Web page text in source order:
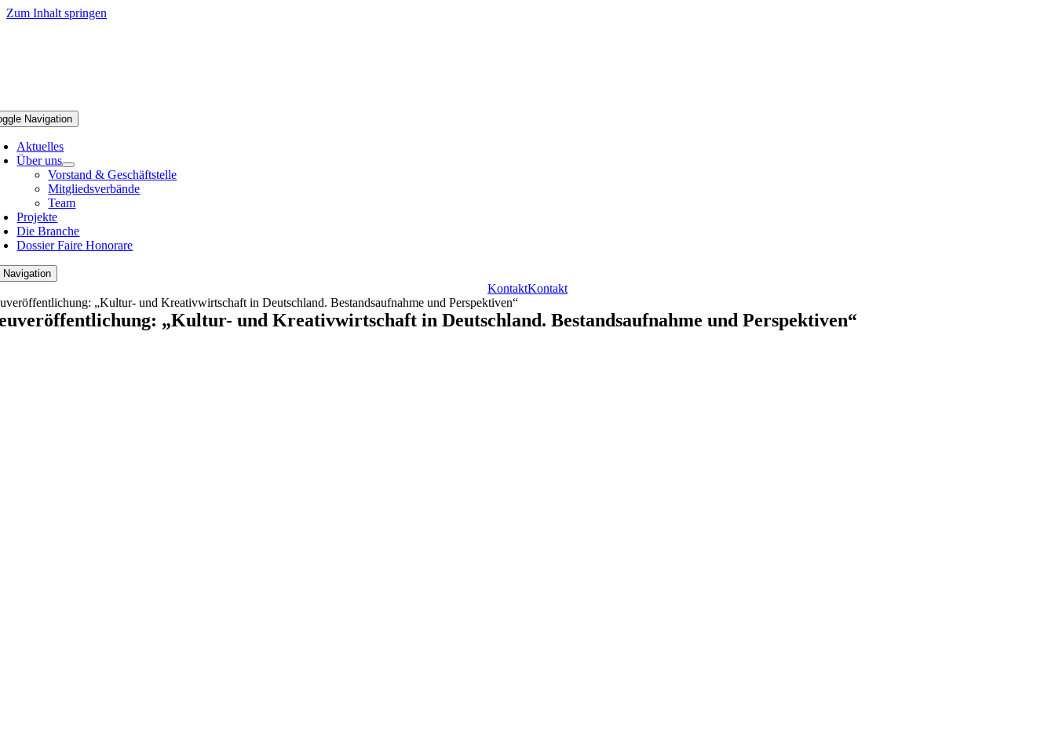
Zum Inhalt springen
Navigation
Aktuelles
Über uns
Vorstand & Geschäftstelle
Mitgliedsverbände
Team
Projekte
Die Branche
Dossier Faire Honorare
Navigation
KontaktKontakt
„Kultur- und Kreativwirtschaft in Deutschland. Bestandsaufnahme und Perspektiven“
„Kultur- und Kreativwirtschaft in Deutschland. Bestandsaufnahme und Perspektiven“